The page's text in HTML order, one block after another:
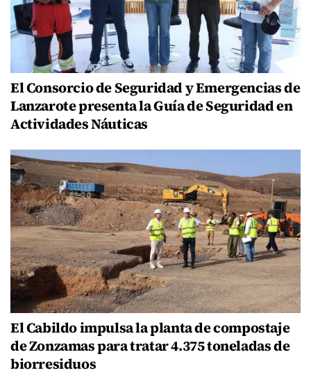
El Consorcio de Seguridad y Emergencias de
Lanzarote presenta la Guía de Seguridad en
Actividades Náuticas
El Cabildo impulsa la planta de compostaje
de Zonzamas para tratar 4.375 toneladas de
biorresiduos